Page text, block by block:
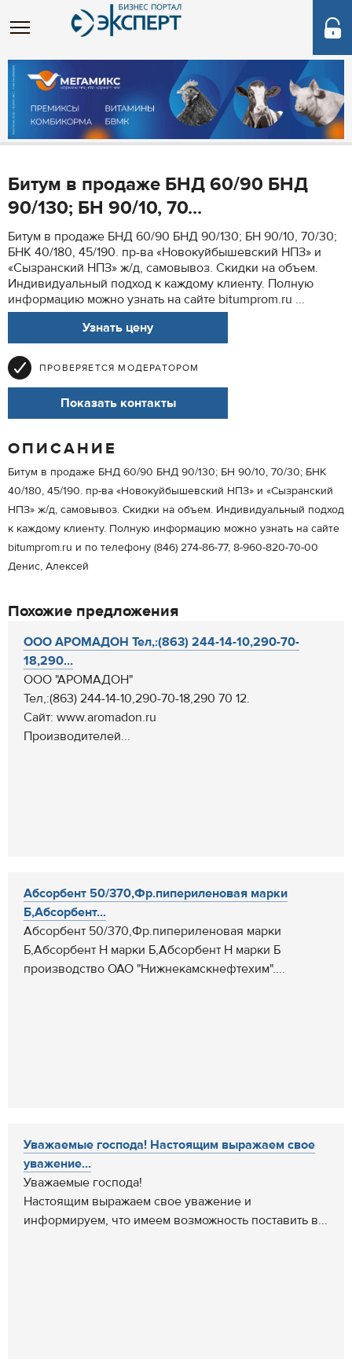
Битум в продаже БНД 60/90 БНД
90/130; БН 90/10, 70...
Битум в продаже БНД 60/90 БНД 90/130; БН 90/10, 70/30;
БНК 40/180, 45/190. пр-ва «Новокуйбышевский НПЗ» и
«Сызранский НПЗ» ж/д, самовывоз. Скидки на объем.
Индивидуальный подход к каждому клиенту. Полную
информацию можно узнать на сайте bitumprom.ru ...
Узнать цену
ПРОВЕРЯЕТСЯ МОДЕРАТОРОМ
Показать контакты
ОПИСАНИЕ
Битум в продаже БНД 60/90 БНД 90/130; БН 90/10, 70/30; БНК
40/180, 45/190. пр-ва «Новокуйбышевский НПЗ» и «Сызранский
НПЗ» ж/д, самовывоз. Скидки на объем. Индивидуальный подход
к каждому клиенту. Полную информацию можно узнать на сайте
bitumprom.ru и по телефону (846) 274-86-77, 8-960-820-70-00
Денис, Алексей
Похожие предложения
ООО АРОМАДОН Тел,:(863) 244-14-10,290-70-
18,290...
ООО "АРОМАДОН"
Тел,:(863) 244-14-10,290-70-18,290 70 12.
Сайт: www.aromadon.ru
Производителей...
Абсорбент 50/370,Фр.пипериленовая марки
Б,Абсорбент...
Абсорбент 50/370,Фр.пипериленовая марки
Б,Абсорбент Н марки Б,Абсорбент Н марки Б
производство ОАО "Нижнекамскнефтехим"....
Уважаемые господа! Настоящим выражаем свое
уважение...
Уважаемые господа!
Настоящим выражаем свое уважение и
информируем, что имеем возможность поставить в...